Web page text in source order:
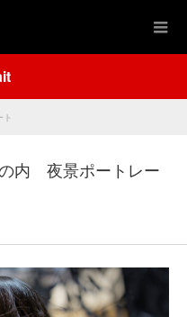
内 夜景ポートレー